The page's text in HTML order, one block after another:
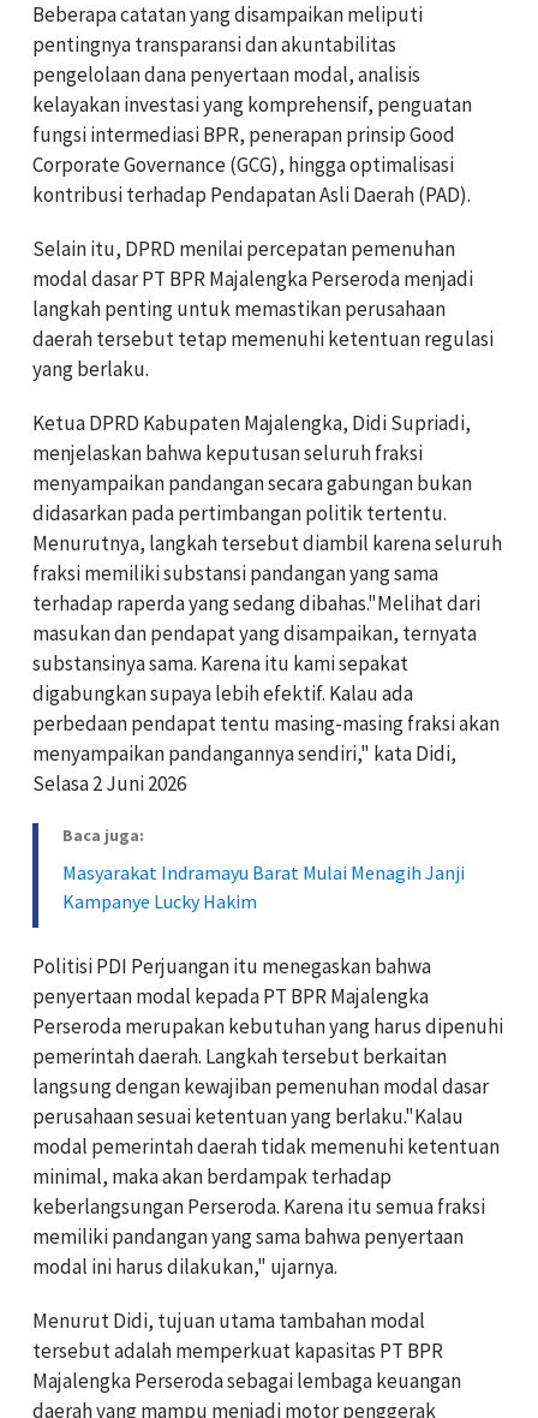
Beberapa catatan yang disampaikan meliputi
pentingnya transparansi dan akuntabilitas
pengelolaan dana penyertaan modal, analisis
kelayakan investasi yang komprehensif, penguatan
fungsi intermediasi BPR, penerapan prinsip Good
Corporate Governance (GCG), hingga optimalisasi
kontribusi terhadap Pendapatan Asli Daerah (PAD).
Selain itu, DPRD menilai percepatan pemenuhan
modal dasar PT BPR Majalengka Perseroda menjadi
langkah penting untuk memastikan perusahaan
daerah tersebut tetap memenuhi ketentuan regulasi
yang berlaku.
Ketua DPRD Kabupaten Majalengka, Didi Supriadi,
menjelaskan bahwa keputusan seluruh fraksi
menyampaikan pandangan secara gabungan bukan
didasarkan pada pertimbangan politik tertentu.
Menurutnya, langkah tersebut diambil karena seluruh
fraksi memiliki substansi pandangan yang sama
terhadap raperda yang sedang dibahas."Melihat dari
masukan dan pendapat yang disampaikan, ternyata
substansinya sama. Karena itu kami sepakat
digabungkan supaya lebih efektif. Kalau ada
perbedaan pendapat tentu masing-masing fraksi akan
menyampaikan pandangannya sendiri," kata Didi,
Selasa 2 Juni 2026
Baca juga:
Masyarakat Indramayu Barat Mulai Menagih Janji
Kampanye Lucky Hakim
Politisi PDI Perjuangan itu menegaskan bahwa
penyertaan modal kepada PT BPR Majalengka
Perseroda merupakan kebutuhan yang harus dipenuhi
pemerintah daerah. Langkah tersebut berkaitan
langsung dengan kewajiban pemenuhan modal dasar
perusahaan sesuai ketentuan yang berlaku."Kalau
modal pemerintah daerah tidak memenuhi ketentuan
minimal, maka akan berdampak terhadap
keberlangsungan Perseroda. Karena itu semua fraksi
memiliki pandangan yang sama bahwa penyertaan
modal ini harus dilakukan," ujarnya.
Menurut Didi, tujuan utama tambahan modal
tersebut adalah memperkuat kapasitas PT BPR
Majalengka Perseroda sebagai lembaga keuangan
daerah yang mampu menjadi motor penggerak